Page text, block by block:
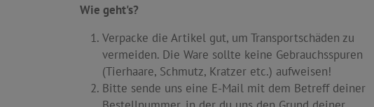
Wie geht's?
Verpacke die Artikel gut, um Transportschäden zu
vermeiden. Die Ware sollte keine Gebrauchsspuren
(Tierhaare, Schmutz, Kratzer etc.) aufweisen!
Bitte sende uns eine E-Mail mit dem Betreff deiner